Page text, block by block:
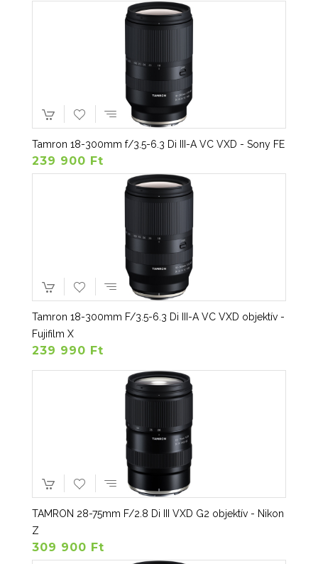
Tamron 18-300mm f/3.5-6.3 Di III-A VC VXD - Sony FE
239 900 Ft
Tamron 18-300mm F/3.5-6.3 Di III-A VC VXD objektív -
Fujifilm X
239 990 Ft
TAMRON 28-75mm F/2.8 Di III VXD G2 objektív - Nikon
Z
309 900 Ft